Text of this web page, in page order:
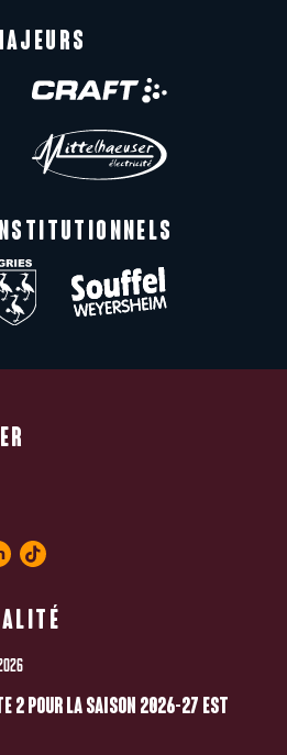
2 POUR LA SAISON 2026-27 EST